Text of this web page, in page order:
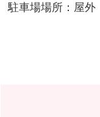
駐車場場所：屋外